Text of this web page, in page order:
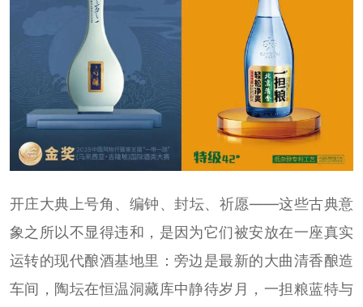
开庄大典上号角、编钟、封坛、祈愿——这些古典意
象之所以不显得违和，是因为它们被安放在一座真实
运转的现代酿酒基地里：旁边是最新的大曲清香酿造
车间，陶坛在恒温洞藏库中静待岁月，一担粮蓝特与